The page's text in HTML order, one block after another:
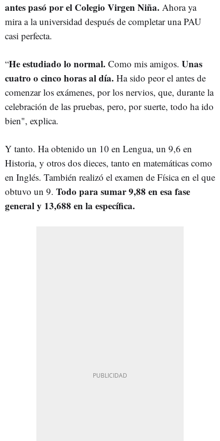
antes pasó por el Colegio Virgen Niña. Ahora ya
mira a la universidad después de completar una PAU
casi perfecta.
“He estudiado lo normal. Como mis amigos. Unas
cuatro o cinco horas al día. Ha sido peor el antes de
comenzar los exámenes, por los nervios, que, durante la
celebración de las pruebas, pero, por suerte, todo ha ido
bien", explica.
Y tanto. Ha obtenido un 10 en Lengua, un 9,6 en
Historia, y otros dos dieces, tanto en matemáticas como
en Inglés. También realizó el examen de Física en el que
obtuvo un 9. Todo para sumar 9,88 en esa fase
general y 13,688 en la específica.